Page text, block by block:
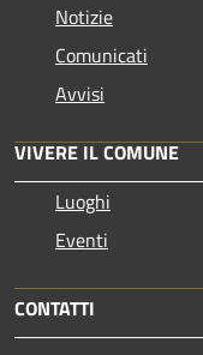
Notizie
Comunicati
Avvisi
VIVERE IL COMUNE
Luoghi
Eventi
CONTATTI